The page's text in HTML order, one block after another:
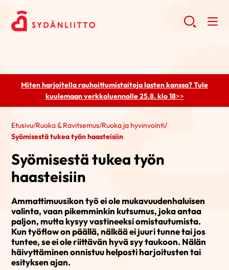
Miten harjoitella rauhoittumistaitoja lasten kanssa? Tule
kuulemaanverkkoluennolle 25.8. klo 18>>
Etusivu/Ruoka & Ravitsemus/Ruoka ja hyvinvointi/
Syömisestä tukea työn haasteisiin
Syömisestä tukea työn
haasteisiin
Ammattimuusikon työ ei ole mukavuudenhaluisen
valinta, vaan pikemminkin kutsumus, joka antaa
paljon, mutta kysyy vastineeksi omistautumista.
Kun työflow on päällä, nälkää ei juuri tunne tai jos
tuntee, se ei ole riittävän hyvä syy taukoon. Nälän
häivyttäminen onnistuu helposti harjoitusten tai
esityksen ajan.